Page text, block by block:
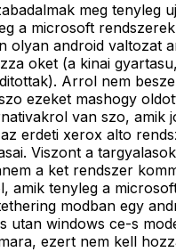
meg tenyleg
a microsoft
olyan android valtozat
oket (a kinai
Arrol nem
ezeket mashogy
van szo, amik
erdeti xerox alto
Viszont a
a ket rendszer
amik tenyleg a
modban egy
utan windows ce-s
ezert nem kell